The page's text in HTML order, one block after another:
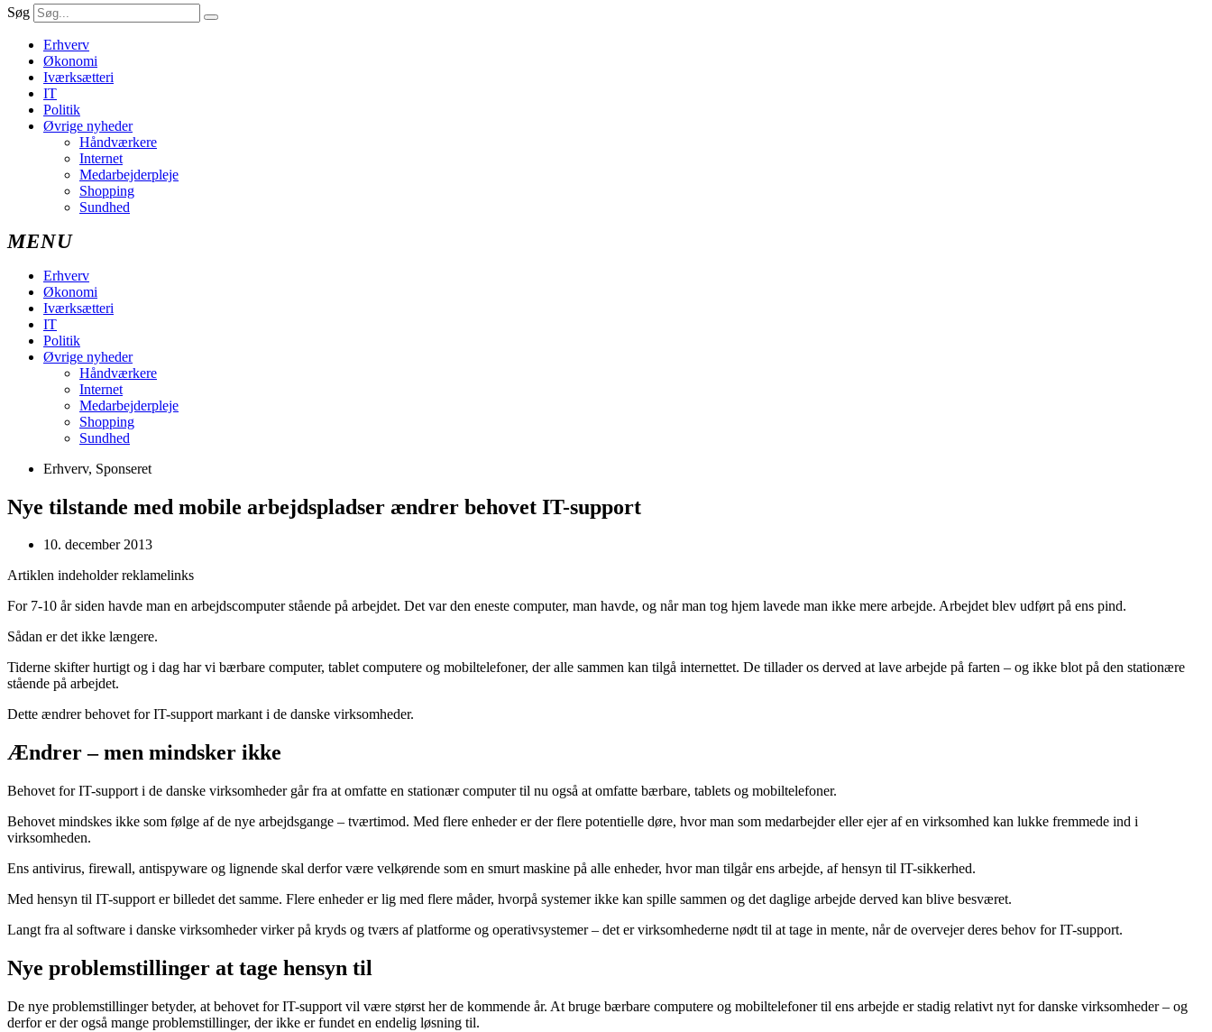
Søg
Erhverv
Økonomi
Iværksætteri
IT
Politik
Øvrige nyheder
Håndværkere
Internet
Medarbejderpleje
Shopping
Sundhed
Erhverv
Økonomi
Iværksætteri
IT
Politik
Øvrige nyheder
Håndværkere
Internet
Medarbejderpleje
Shopping
Sundhed
Erhverv, Sponseret
Nye tilstande med mobile arbejdspladser ændrer behovet IT-support
10. december 2013
Artiklen indeholder reklamelinks
For 7-10 år siden havde man en arbejdscomputer stående på arbejdet. Det var den eneste computer, man havde, og når man tog hjem lavede man ikke mere arbejde. Arbejdet blev udført på ens pind.
Sådan er det ikke længere.
Tiderne skifter hurtigt og i dag har vi bærbare computer, tablet computere og mobiltelefoner, der alle sammen kan tilgå internettet. De tillader os derved at lave arbejde på farten – og ikke blot på den stationære
stående på arbejdet.
Dette ændrer behovet for IT-support markant i de danske virksomheder.
Ændrer – men mindsker ikke
Behovet for IT-support i de danske virksomheder går fra at omfatte en stationær computer til nu også at omfatte bærbare, tablets og mobiltelefoner.
Behovet mindskes ikke som følge af de nye arbejdsgange – tværtimod. Med flere enheder er der flere potentielle døre, hvor man som medarbejder eller ejer af en virksomhed kan lukke fremmede ind i
virksomheden.
Ens antivirus, firewall, antispyware og lignende skal derfor være velkørende som en smurt maskine på alle enheder, hvor man tilgår ens arbejde, af hensyn til IT-sikkerhed.
Med hensyn til IT-support er billedet det samme. Flere enheder er lig med flere måder, hvorpå systemer ikke kan spille sammen og det daglige arbejde derved kan blive besværet.
Langt fra al software i danske virksomheder virker på kryds og tværs af platforme og operativsystemer – det er virksomhederne nødt til at tage in mente, når de overvejer deres behov for IT-support.
Nye problemstillinger at tage hensyn til
De nye problemstillinger betyder, at behovet for IT-support vil være størst her de kommende år. At bruge bærbare computere og mobiltelefoner til ens arbejde er stadig relativt nyt for danske virksomheder – og
derfor er der også mange problemstillinger, der ikke er fundet en endelig løsning til.